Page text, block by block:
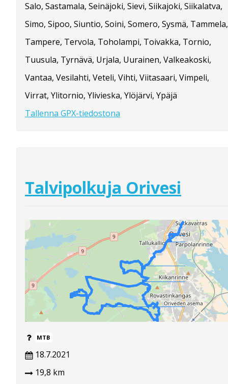
Salo, Sastamala, Seinäjoki, Sievi, Siikajoki, Siikalatva,
Simo, Sipoo, Siuntio, Soini, Somero, Sysmä, Tammela,
Tampere, Tervola, Toholampi, Toivakka, Tornio,
Tuusula, Tyrnävä, Urjala, Uurainen, Valkeakoski,
Vantaa, Vesilahti, Veteli, Vihti, Viitasaari, Vimpeli,
Virrat, Ylitornio, Ylivieska, Ylöjärvi, Ypäjä
Tallenna GPX-tiedostona
Talvipolkuja Orivesi
MTB
18.7.2021
19,8 km